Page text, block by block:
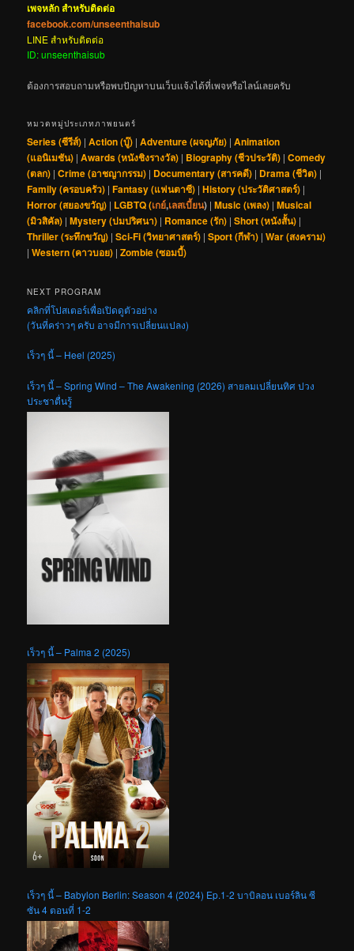
เพจหลัก สำหรับติดต่อ
facebook.com/unseenthaisub
LINE สำหรับติดต่อ
ID: unseenthaisub
ต้องการสอบถามหรือพบปัญหาบนเว็บแจ้งได้ที่เพจหรือไลน์เลยครับ
หมวดหมู่ประเภทภาพยนตร์
Series (ซีรีส์) |Action (บู๊) |Adventure (ผจญภัย) |Animation
(แอนิเมชัน) |Awards (หนังชิงรางวัล) | Biography (ชีวประวัติ) |Comedy
(ตลก) |Crime (อาชญากรรม) | Documentary (สารคดี) | Drama (ชีวิต) |
Family (ครอบครัว) |Fantasy (แฟนตาซี) |History (ประวัติศาสตร์) |
Horror (สยองขวัญ) | LGBTQ (เกย์,เลสเบี้ยน) |Music (เพลง) |Musical
(มิวสิคัล) |Mystery (ปมปริศนา) | Romance (รัก) |Short (หนังสั้น) |
Thriller (ระทึกขวัญ) |Sci-Fi (วิทยาศาสตร์) |Sport (กีฬา) |War (สงคราม)
|Western (คาวบอย) |Zombie (ซอมบี้)
NEXT PROGRAM
คลิกที่โปสเตอร์เพื่อเปิดดูตัวอย่าง
(วันที่คร่าวๆ ครับ อาจมีการเปลี่ยนแปลง)
เร็วๆ นี้ – Heel (2025)
เร็วๆ นี้ – Spring Wind – The Awakening (2026) สายลมเปลี่ยนทิศ ปวง
ประชาตื่นรู้
เร็วๆ นี้ – Palma 2 (2025)
เร็วๆ นี้ – Babylon Berlin: Season 4 (2024) Ep.1-2 บาบิลอน เบอร์ลิน ซี
ซัน 4 ตอนที่ 1-2